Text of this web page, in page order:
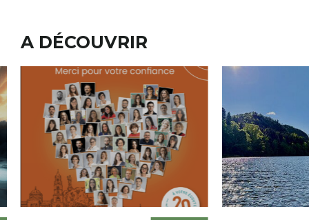
A DÉCOUVRIR